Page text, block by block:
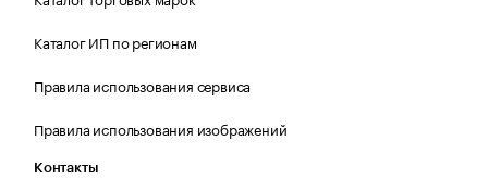
Каталог ИП по регионам
Правила использования сервиса
Правила использования изображений
Контакты